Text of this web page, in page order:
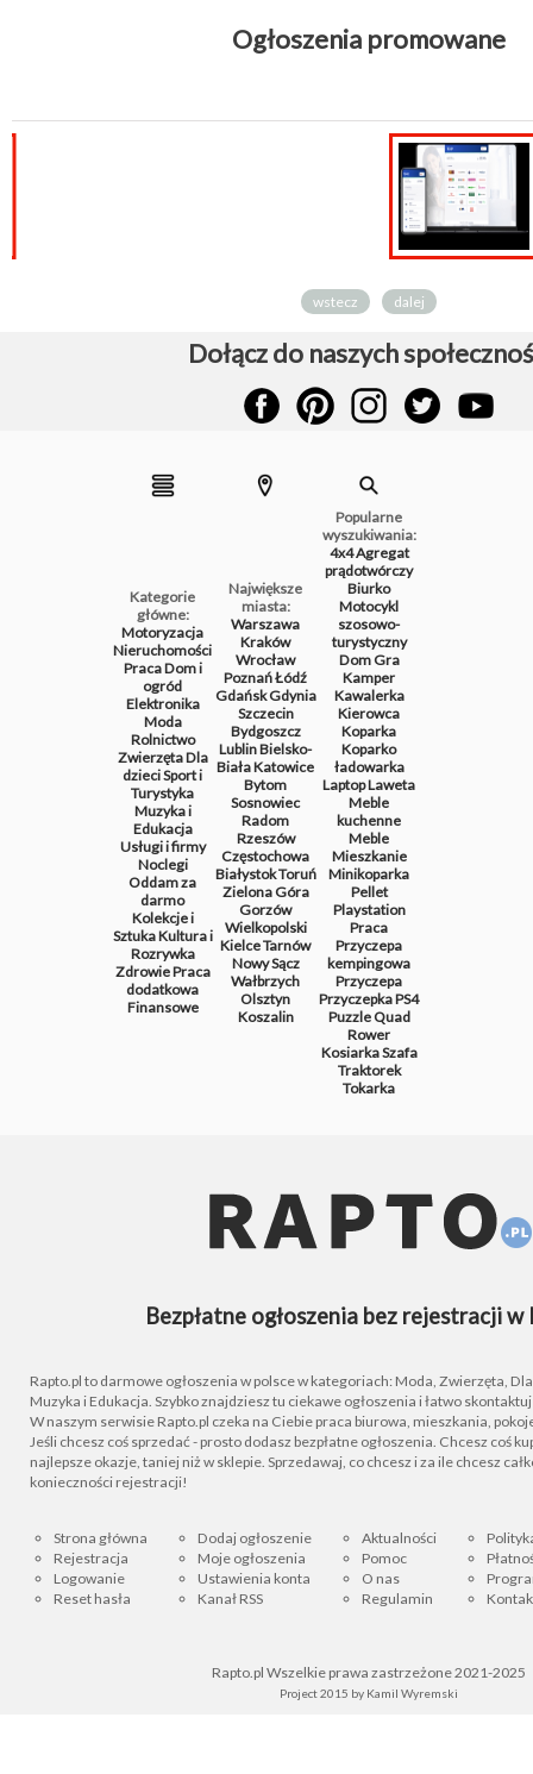
Ogłoszenia promowane
Sklep internetowy
płatności do
sklepu...
wstecz dalej
Dołącz do naszych
Kategorie
główne:
Motoryzacja
Nieruchomości
PracaDom i
ogród
Elektronika
Moda
Rolnictwo
ZwierzętaDla
dzieciSport i
Turystyka
Muzyka i
Edukacja
Usługi i firmy
Noclegi
Oddam za
darmo
Kolekcje i
SztukaKultura i
Rozrywka
ZdrowiePraca
dodatkowa
Finansowe
Największe
miasta:
Warszawa
Kraków
Wrocław
PoznańŁódź
GdańskGdynia
Szczecin
Bydgoszcz
LublinBielsko-
BiałaKatowice
Bytom
Sosnowiec
Radom
Rzeszów
Częstochowa
BiałystokToruń
Zielona Góra
Gorzów
Wielkopolski
KielceTarnów
Nowy Sącz
Wałbrzych
Olsztyn
Koszalin
Popularne
wyszukiwania:
4x4Agregat
prądotwórczy
Biurko
Motocykl
szosowo-
turystyczny
DomGra
Kamper
Kawalerka
Kierowca
Koparka
Koparko
ładowarka
LaptopLaweta
Meble
kuchenne
Meble
Mieszkanie
Minikoparka
Pellet
Playstation
Praca
Przyczepa
kempingowa
Przyczepa
PrzyczepkaPS4
PuzzleQuad
Rower
KosiarkaSzafa
Traktorek
Tokarka
Bezpłatne ogłoszenia bez rejestracji w
Rapto.pl to darmowe ogłoszenia w polsce w kategoriach: Moda, Zwierzęta, Dla
Muzyka i Edukacja. Szybko znajdziesz tu ciekawe ogłoszenia i łatwo
W naszym serwisie Rapto.pl czeka na Ciebie praca biurowa, mieszkania,
Jeśli chcesz coś sprzedać - prosto dodasz bezpłatne ogłoszenia. Chcesz coś
najlepsze okazje, taniej niż w sklepie. Sprzedawaj, co chcesz i za ile chcesz
konieczności rejestracji!
Strona główna
Rejestracja
Logowanie
Reset hasła
Dodaj ogłoszenie
Moje ogłoszenia
Ustawienia konta
Kanał RSS
Aktualności
Pomoc
O nas
Regulamin
Rapto.pl Wszelkie prawa zastrzeżone 2021-2025
Project 2015 by Kamil Wyremski